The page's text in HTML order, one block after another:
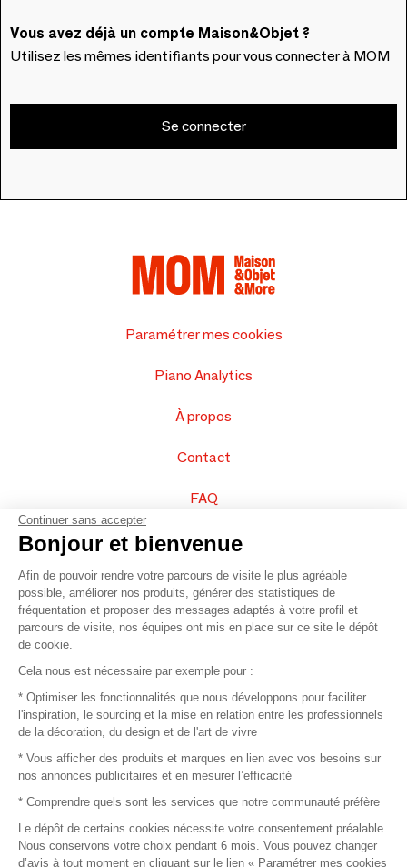
Vous avez déjà un compte Maison&Objet ?
Utilisez les mêmes identifiants pour vous connecter à MOM
Se connecter
Paramétrer mes cookies
Piano Analytics
À propos
Contact
FAQ
Vendez vos produits
Plan du site
© 2016 –Organisation SAFI
Recrutement
Mentions légales
Continuer sans accepter
Bonjour et bienvenue
Afin de pouvoir rendre votre parcours de visite le plus agréable
possible, améliorer nos produits, générer des statistiques de
fréquentation et proposer des messages adaptés à votre profil et
parcours de visite, nos équipes ont mis en place sur ce site le dépôt
de cookie.
Cela nous est nécessaire par exemple pour :
* Optimiser les fonctionnalités que nous développons pour faciliter
l'inspiration, le sourcing et la mise en relation entre les professionnels
de la décoration, du design et de l'art de vivre
* Vous afficher des produits et marques en lien avec vos besoins sur
nos annonces publicitaires et en mesurer l’efficacité
* Comprendre quels sont les services que notre communauté préfère
Le dépôt de certains cookies nécessite votre consentement préalable.
Nous conservons votre choix pendant 6 mois. Vous pouvez changer
d’avis à tout moment en cliquant sur le lien « Paramétrer mes cookies